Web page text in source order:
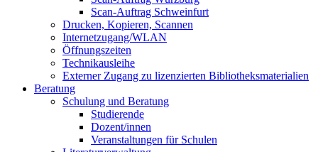
Scan-Auftrag Schweinfurt
Drucken, Kopieren, Scannen
Internetzugang/WLAN
Öffnungszeiten
Technikausleihe
Externer Zugang zu lizenzierten Bibliotheksmaterialien
Beratung
Schulung und Beratung
Studierende
Dozent/innen
Veranstaltungen für Schulen